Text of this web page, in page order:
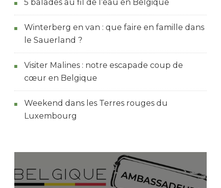
5 balades au fil de l’eau en Belgique
Winterberg en van : que faire en famille dans
le Sauerland ?
Visiter Malines : notre escapade coup de
cœur en Belgique
Weekend dans les Terres rouges du
Luxembourg